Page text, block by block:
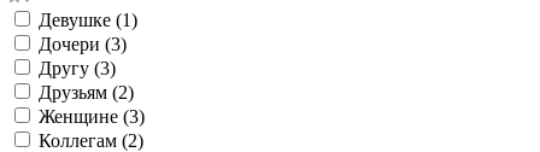
Девушке (1)
Дочери (3)
Другу (3)
Друзьям (2)
Женщине (3)
Коллегам (2)